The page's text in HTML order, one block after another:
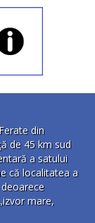
din
de 45 km sud
a satului
că localitatea a
mare,